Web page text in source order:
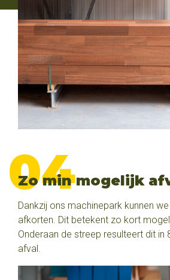
Zo min mogelijk
Dankzij ons machinepark kunnen
afkorten. Dit betekent zo kort
Onderaan de streep resulteert dit in
afval.